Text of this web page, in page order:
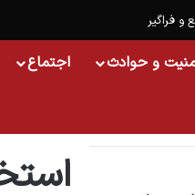
و فراگیر
و حوادث اجتماع